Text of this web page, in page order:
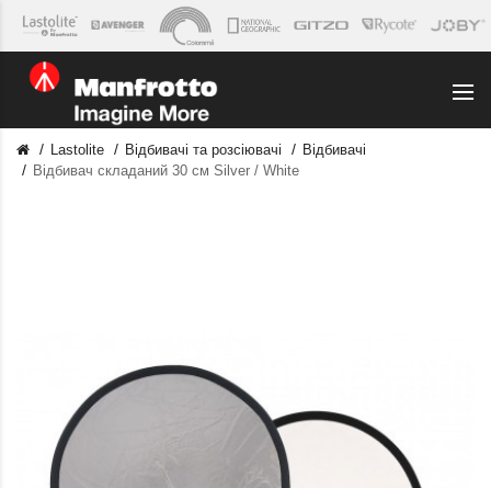
Lastolite Відбивачі та розсіювачі
Відбивачі
Відбивач складаний 30 см Silver / White